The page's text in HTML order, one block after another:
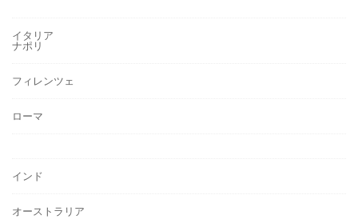
イタリア
ナポリ
フィレンツェ
ローマ
インド
オーストラリア